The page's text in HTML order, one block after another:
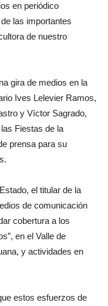
en periódico
las importantes
de nuestro
gira de medios en la
Ives Lelevier Ramos,
y Víctor Sagrado,
Fiestas de la
prensa para su
el titular de la
de comunicación
cobertura a los
en el Valle de
y actividades en
estos esfuerzos de